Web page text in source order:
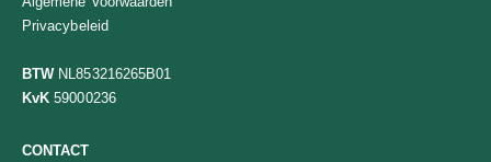
Privacybeleid
BTWNL853216265B01
KvK 59000236
CONTACT